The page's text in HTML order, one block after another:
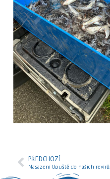
PŘEDCHOZÍ
Nasazení tlouště do našich revírů.